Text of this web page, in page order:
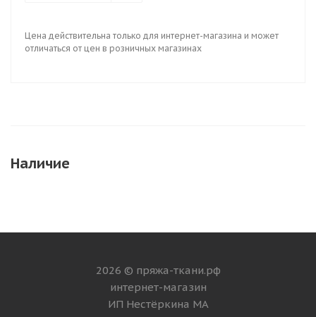
Цена действительна только для интернет-магазина и может
отличаться от цен в розничных магазинах
Наличие
2026 © пряжа-ткани.рф
интернет-магазин
ИП Нестёркина МА